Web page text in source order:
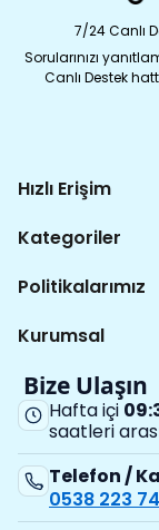
7/24 Canlı
Sorularınızı
Canlı Destek
Hızlı Erişim
Kategoriler
Politikalarımız
Kurumsal
Bize Ulaşın
Hafta içi
saatleri
Telefon /
0538 223